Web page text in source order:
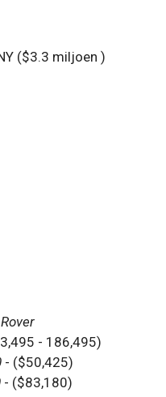
($3.3 miljoen )
- 186,495)
- ($50,425)
- ($83,180)